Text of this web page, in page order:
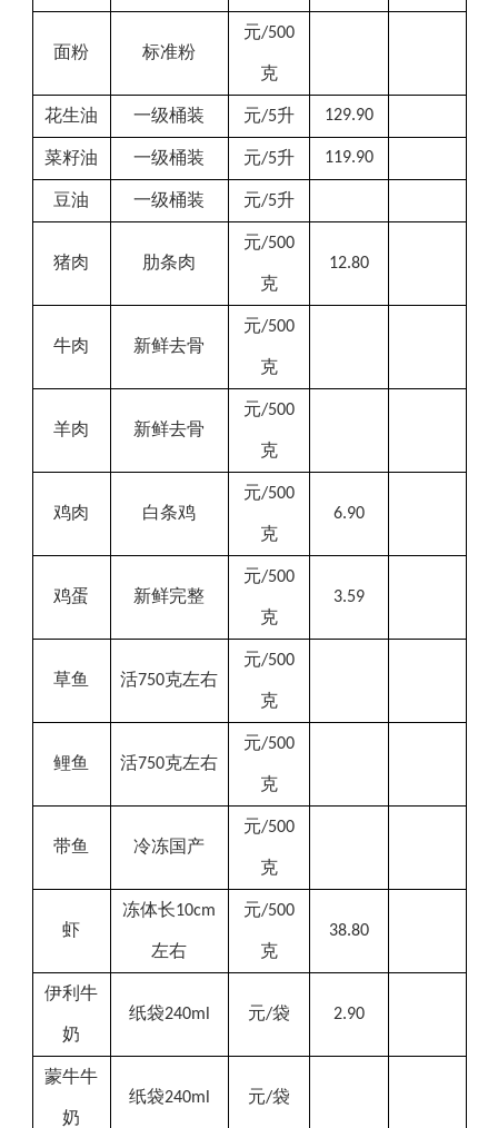
面粉 标准粉
元/500
克
花生油 一级桶装 元/5升 129.90
菜籽油 一级桶装 元/5升 119.90
豆油 一级桶装 元/5升
猪肉 肋条肉
元/500
克
12.80
牛肉 新鲜去骨
元/500
克
羊肉 新鲜去骨
元/500
克
鸡肉 白条鸡
元/500
克
6.90
鸡蛋 新鲜完整
元/500
克
3.59
草鱼 活750克左右
元/500
克
鲤鱼 活750克左右
元/500
克
带鱼 冷冻国产
元/500
克
虾
冻体长10cm
左右
元/500
克
38.80
伊利 牛
奶
纸袋240ml 元/袋 2.90
蒙牛牛
奶
纸袋240ml 元/袋